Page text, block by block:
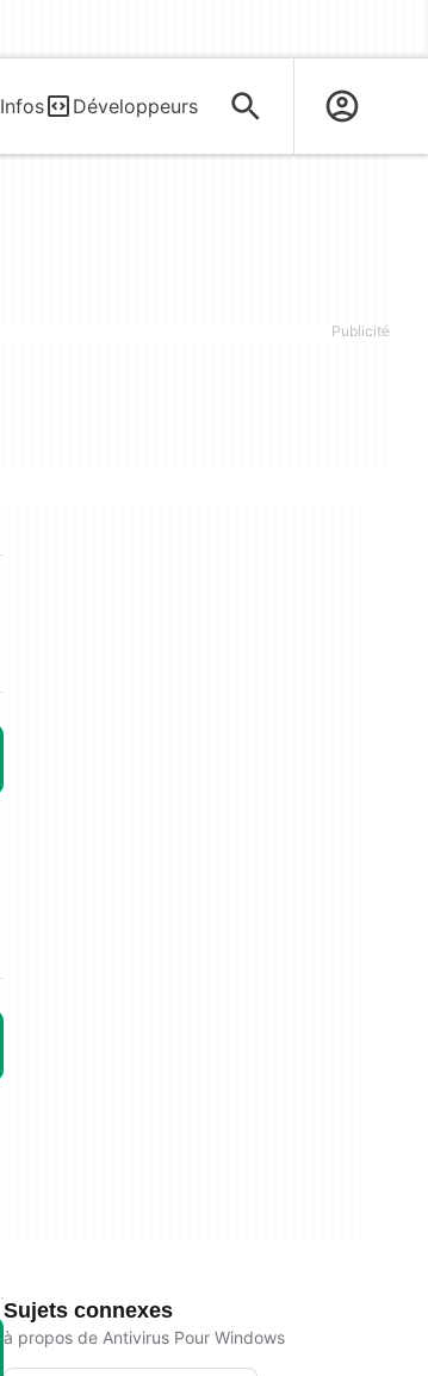
Infos Développeurs
Sujets connexes
à propos de Antivirus Pour Windows